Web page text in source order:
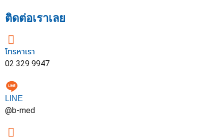
ติดต่อเราเลย
โทรหาเรา
02 329 9947
LINE
@b-med